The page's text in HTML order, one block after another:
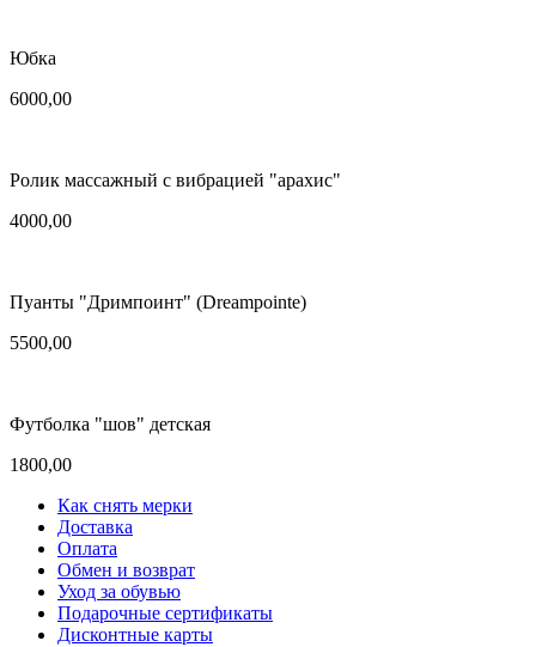
Юбка
6000,00
Ролик массажный с вибрацией "арахис"
4000,00
Пуанты "Дримпоинт" (Dreampointe)
5500,00
Футболка "шов" детская
1800,00
Как снять мерки
Доставка
Оплата
Обмен и возврат
Уход за обувью
Подарочные сертификаты
Дисконтные карты